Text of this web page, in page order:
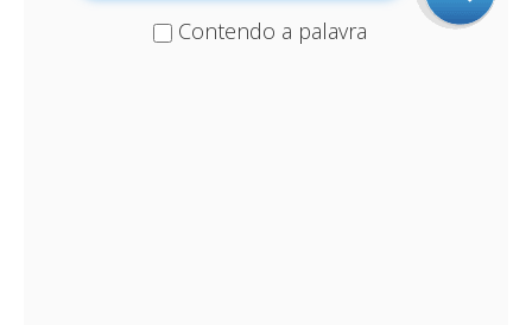
Contendo a palavra